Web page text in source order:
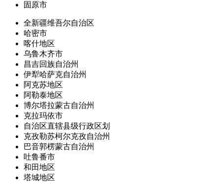
固原市
全新疆维吾尔自治区
哈密市
喀什地区
乌鲁木齐市
昌吉回族自治州
伊犁哈萨克自治州
阿克苏地区
阿勒泰地区
博尔塔拉蒙古自治州
克拉玛依市
自治区直辖县级行政区划
克孜勒苏柯尔克孜自治州
巴音郭楞蒙古自治州
吐鲁番市
和田地区
塔城地区